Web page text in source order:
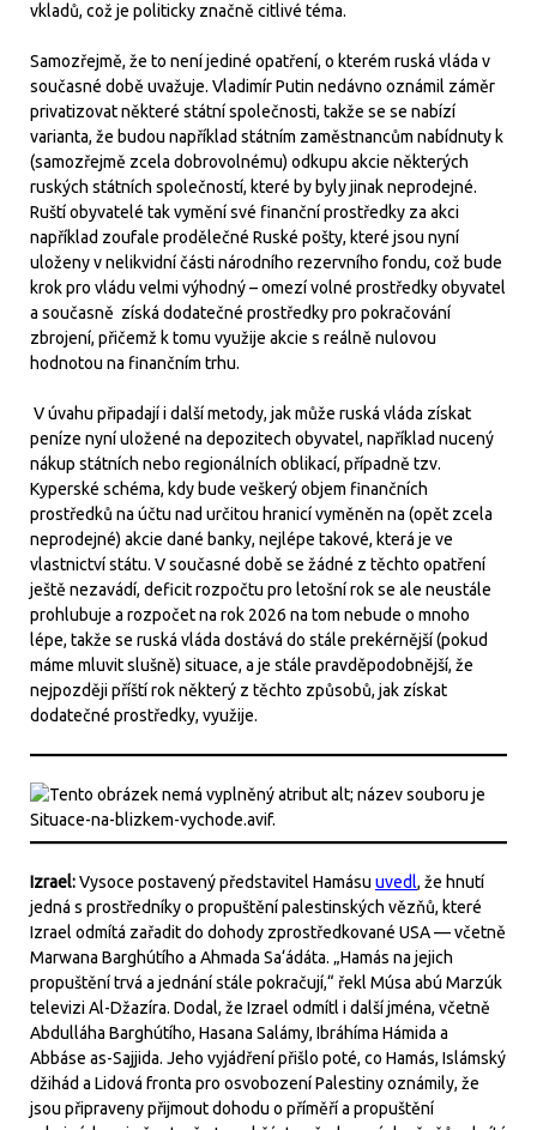
vkladů, což je politicky značně citlivé téma.
Samozřejmě, že to není jediné opatření, o kterém ruská vláda v
současné době uvažuje. Vladimír Putin nedávno oznámil záměr
privatizovat některé státní společnosti, takže se se nabízí
varianta, že budou například státním zaměstnancům nabídnuty k
(samozřejmě zcela dobrovolnému) odkupu akcie některých
ruských státních společností, které by byly jinak neprodejné.
Ruští obyvatelé tak vymění své finanční prostředky za akci
například zoufale prodělečné Ruské pošty, které jsou nyní
uloženy v nelikvidní části národního rezervního fondu, což bude
krok pro vládu velmi výhodný – omezí volné prostředky obyvatel
a současně získá dodatečné prostředky pro pokračování
zbrojení, přičemž k tomu využije akcie s reálně nulovou
hodnotou na finančním trhu.
V úvahu připadají i další metody, jak může ruská vláda získat
peníze nyní uložené na depozitech obyvatel, například nucený
nákup státních nebo regionálních oblikací, případně tzv.
Kyperské schéma, kdy bude veškerý objem finančních
prostředků na účtu nad určitou hranicí vyměněn na (opět zcela
neprodejné) akcie dané banky, nejlépe takové, která je ve
vlastnictví státu. V současné době se žádné z těchto opatření
ještě nezavádí, deficit rozpočtu pro letošní rok se ale neustále
prohlubuje a rozpočet na rok 2026 na tom nebude o mnoho
lépe, takže se ruská vláda dostává do stále prekérnější (pokud
máme mluvit slušně) situace, a je stále pravděpodobnější, že
nejpozději příští rok některý z těchto způsobů, jak získat
dodatečné prostředky, využije.
Izrael:Vysoce postavený představitel Hamásu uvedl, že hnutí
jedná s prostředníky o propuštění palestinských vězňů, které
Izrael odmítá zařadit do dohody zprostředkované USA — včetně
Marwana Barghútího a Ahmada Sa‘ádáta. „Hamás na jejich
propuštění trvá a jednání stále pokračují,“ řekl Músa abú Marzúk
televizi Al-Džazíra. Dodal, že Izrael odmítl i další jména, včetně
Abdulláha Barghútího, Hasana Salámy, Ibráhíma Hámida a
Abbáse as-Sajjida. Jeho vyjádření přišlo poté, co Hamás, Islámský
džihád a Lidová fronta pro osvobození Palestiny oznámily, že
jsou připraveny přijmout dohodu o příměří a propuštění